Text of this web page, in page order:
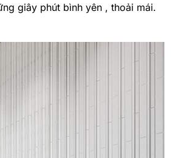
giây phút bình yên , thoải mái.